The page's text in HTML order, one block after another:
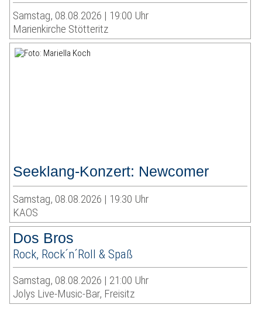
Samstag, 08.08.2026 | 19:00 Uhr
Marienkirche Stötteritz
Seeklang-Konzert: Newcomer
Samstag, 08.08.2026 | 19:30 Uhr
KAOS
Dos Bros
Rock, Rock´n´Roll & Spaß
Samstag, 08.08.2026 | 21:00 Uhr
Jolys Live-Music-Bar, Freisitz